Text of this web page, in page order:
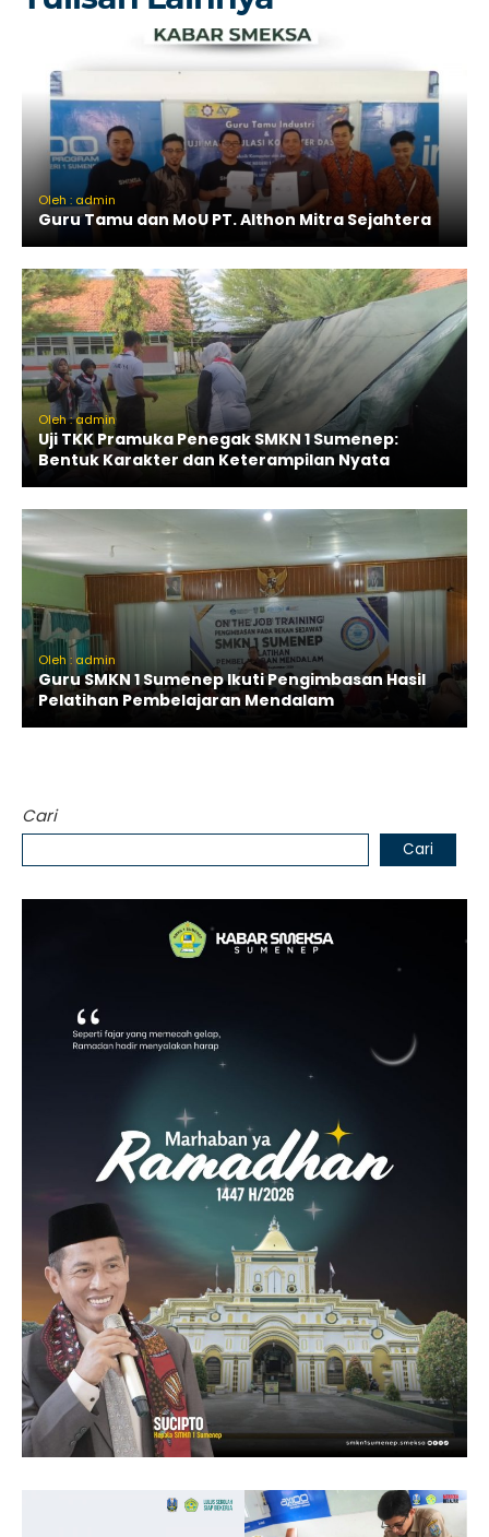
Oleh : admin
Guru Tamu dan MoU PT. Althon Mitra Sejahtera
Oleh : admin
Uji TKK Pramuka Penegak SMKN 1 Sumenep:
Bentuk Karakter dan Keterampilan Nyata
Oleh : admin
Guru SMKN 1 Sumenep Ikuti Pengimbasan Hasil
Pelatihan Pembelajaran Mendalam
Cari
Cari